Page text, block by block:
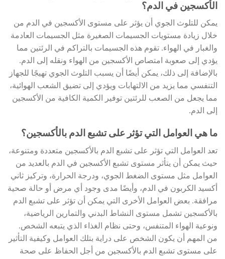
الأكسجين في الدم؟
يمكن للتلوث الجوي أن يؤثر على مستوى الأكسجين في الدم من
خلال زيادة مستويات الجسيمات الصغيرة مثل الجسيمات العادمة
والغبار في الهواء. تقوم هذه الجسيمات بالتراكم في الرئتين مما
يؤدي إلى صعوبة امتصاص الأكسجين من الهواء ونقله إلى الدم.
بالإضافة إلى ذلك، يمكن أيضًا أن يسبب التلوث الجوي تهيجًا للجهاز
التنفسي مما يزيد من الالتهابات ويؤدي إلى تضيق الشعب الهوائية،
مما يجعل من الصعب للرئتين توفير الكمية الكافية من الأكسجين
إلى الدم.
ما هي العوامل التي تؤثر على تشبع الدم بالأكسجين؟
تعد العوامل التي تؤثر على تشبع الدم بالأكسجين متعددة ومتنوعة،
حيث يمكن أن يتأثر مستوى تشبع الأكسجين في الدم بالعديد من
العوامل مثل مستوى الضغط الجوي، ودرجة الحرارة، وتركيز ثاني
أكسيد الكربون في الدم، وأيضًا مدى وجود أي مرض أو حالة صحية
مرافقة. بعض العوامل الأخرى التي يمكن أن تؤثر على تشبع الدم
بالأكسجين تشمل مستوى النشاط البدني والتمارين الرياضية،
ونوعية الهواء المتنفس، وحتى نظام الغذاء الذي يتبعه الشخص.
من المهم أن يكون الشخص على دراية بتلك العوامل وكيفية التأثير
على مستوى تشبع الدم بالأكسجين من أجل الحفاظ على صحة